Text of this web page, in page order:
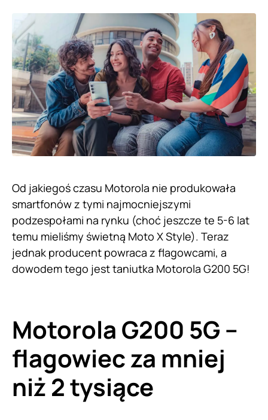
Od jakiegoś czasu Motorola nie produkowała
smartfonów z tymi najmocniejszymi
podzespołami na rynku (choć jeszcze te 5-6 lat
temu mieliśmy świetną Moto X Style). Teraz
jednak producent powraca z flagowcami, a
dowodem tego jest taniutka Motorola G200 5G!
Motorola G200 5G –
flagowiec za mniej
niż 2 tysiące